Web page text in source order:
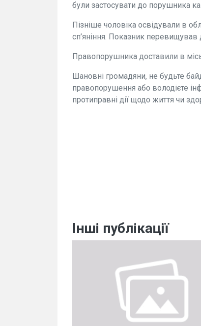
були застосувати до порушника
Пізніше чоловіка освідували в
сп’яніння. Показник
Правопорушника доставили в
Шановні громадяни, не будьте
правопорушення або володієте
протиправні дії щодо життя чи
Інші публікації